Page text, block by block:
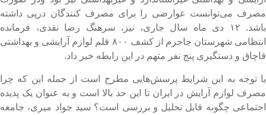
می‌توانست عوارضی را برای مصرف کنندگان درپی داشته
باشد. ۱۲ دی ماه سال جاری، نیز، سرهنگ رضا نقدی، فرمانده
انتظامی شهرستان جاجرم از کشف ۸۰۰ قلم لوازم آرایشی و بهداشتی
و دستگیری پنج نفر متهم در این رابطه خبر داد.
توجه به این شرایط پرسش‌هایی مطرح است از جمله این که چرا
لوازم آرایش در ایران تا این حد بالا است و به عنوان یک پدیده
چگونه قابل تحلیل و بررسی است؟ سید جواد میری، جامعه